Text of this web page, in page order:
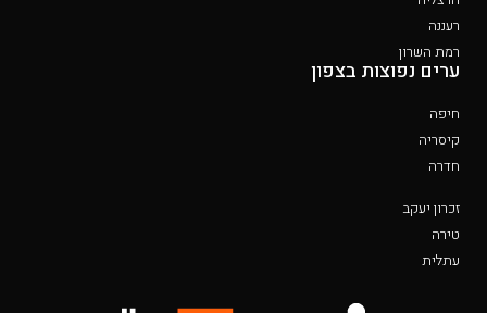
רעננה
רמת השרון
ערים נפוצות בצפון
חיפה
קיסריה
חדרה
זכרון יעקב
טירה
עתלית